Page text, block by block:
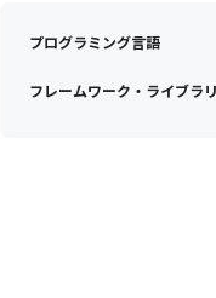
プログラミング言語
フレームワーク・ライブラリ